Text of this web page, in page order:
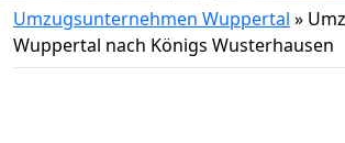
Umzugsunternehmen Wuppertal »
Wuppertal nach Königs Wusterhausen